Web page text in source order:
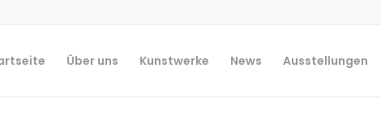
Über uns Kunstwerke News Ausstellungen